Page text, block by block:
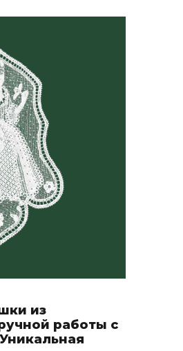
из
работы с